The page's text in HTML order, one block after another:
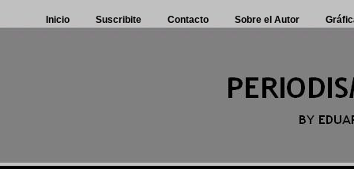
Inicio Suscribite Contacto Sobre el Autor